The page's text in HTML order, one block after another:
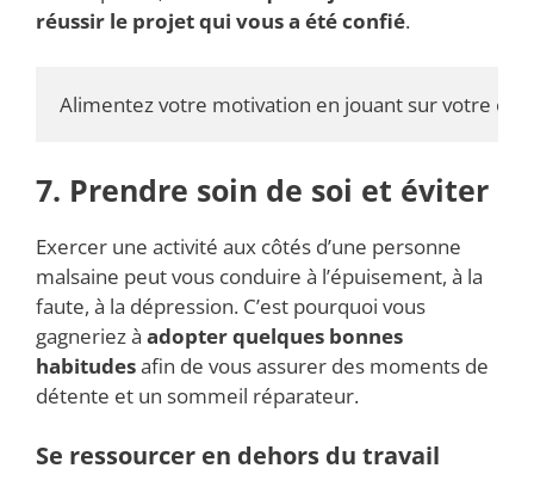
réussir le projet qui vous a été confié.
Alimentez votre motivation en jouant sur votre
7. Prendre soin de soi et éviter
Exercer une activité aux côtés d’une personne
malsaine peut vous conduire à l’épuisement, à la
faute, à la dépression. C’est pourquoi vous
gagneriez à adopter quelques bonnes
habitudesafin de vous assurer des moments de
détente et un sommeil réparateur.
Se ressourcer en dehors du travail